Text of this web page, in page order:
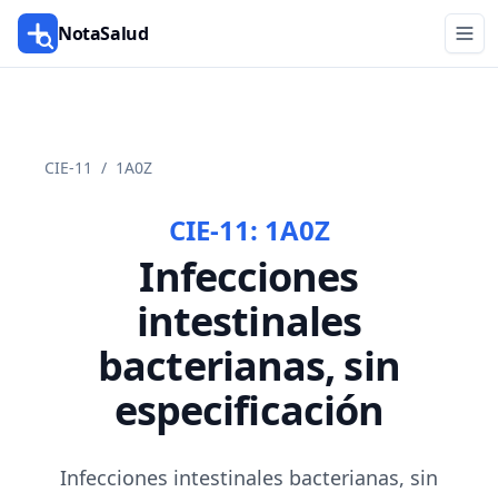
NotaSalud
CIE-11 / 1A0Z
CIE-11: 1A0Z
Infecciones
intestinales
bacterianas, sin
especificación
Infecciones intestinales bacterianas, sin